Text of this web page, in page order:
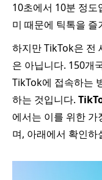
10초에서 10분 정도
미 때문에 틱톡을 즐
하지만 TikTok은 전
은 아닙니다. 150개
TikTok에 접속하는
하는 것입니다.
에서는 이를 위한
며, 아래에서 확인하